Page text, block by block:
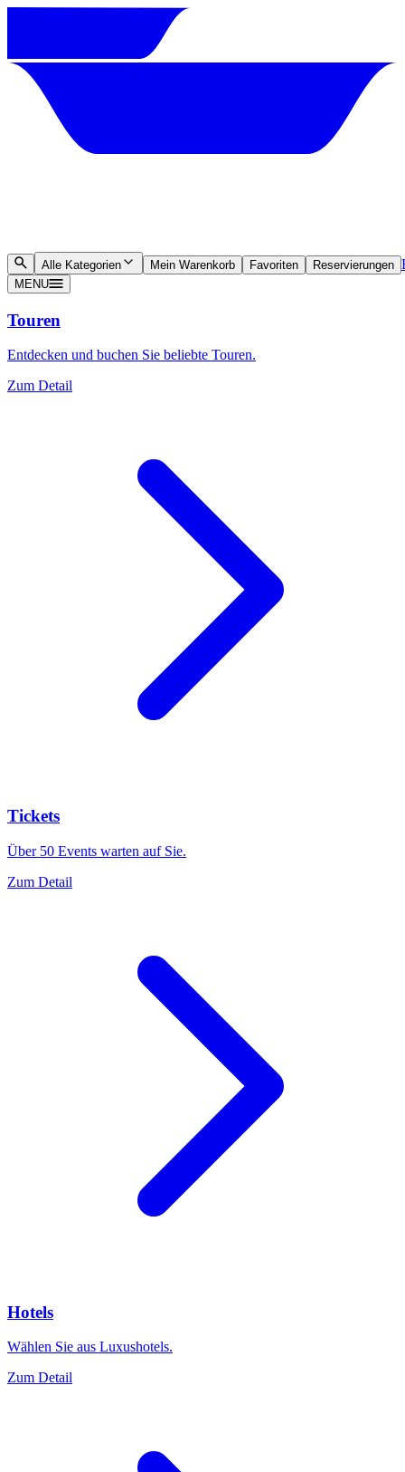
Alle Kategorien Mein Warenkorb Favoriten Reservierungen
MENU
Touren
Entdecken und buchen Sie beliebte Touren.
Zum Detail
Tickets
Über 50 Events warten auf Sie.
Zum Detail
Hotels
Wählen Sie aus Luxushotels.
Zum Detail